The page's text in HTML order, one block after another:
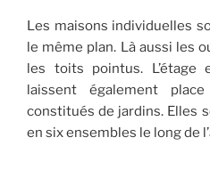
Les maisons individuelles
le même plan. Là aussi les
les toits pointus. L’étage
laissent également
constitués de jardins. Elles
en six ensembles le long de